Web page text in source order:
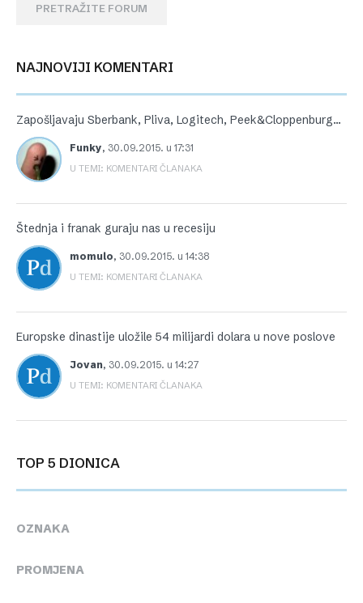
PRETRAŽITE FORUM
NAJNOVIJI KOMENTARI
Zapošljavaju Sberbank, Pliva, Logitech, Peek&Cloppenburg…
Funky, 30.09.2015. u 17:31
U TEMI: KOMENTARI ČLANAKA
Štednja i franak guraju nas u recesiju
momulo, 30.09.2015. u 14:38
U TEMI: KOMENTARI ČLANAKA
Europske dinastije uložile 54 milijardi dolara u nove poslove
Jovan, 30.09.2015. u 14:27
U TEMI: KOMENTARI ČLANAKA
TOP 5 DIONICA
OZNAKA
PROMJENA